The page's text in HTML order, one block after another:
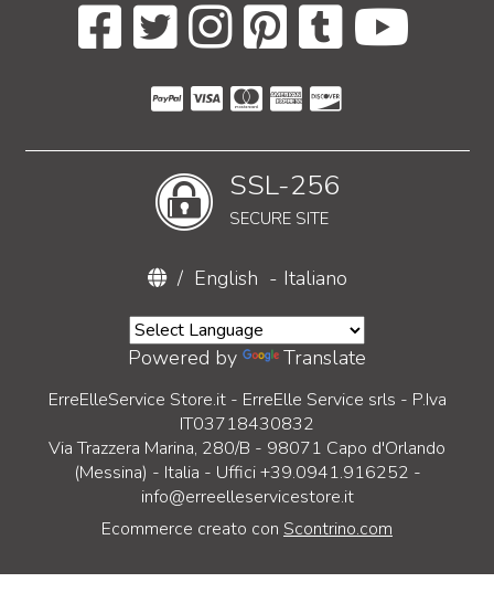
SSL-256
SECURE SITE
/ English - Italiano
Powered by Translate
ErreElleService Store.it - ErreElle Service srls - P.Iva
IT03718430832
Via Trazzera Marina, 280/B - 98071 Capo d'Orlando
(Messina) - Italia - Uffici +39.0941.916252 -
info@erreelleservicestore.it
Ecommerce creato con Scontrino.com